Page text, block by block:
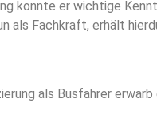
konnte er wichtige
als Fachkraft, erhält
als Busfahrer